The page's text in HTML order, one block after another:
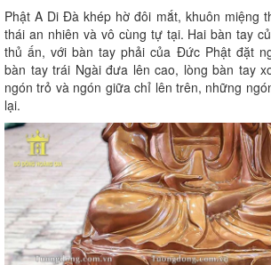
Phật A Di Đà khép hờ đôi mắt, khuôn miệng
thái an nhiên và vô cùng tự tại. Hai bàn tay
thủ ấn, với bàn tay phải của Đức Phật đặt
bàn tay trái Ngài đưa lên cao, lòng bàn tay
ngón trỏ và ngón giữa chỉ lên trên, những
lại.